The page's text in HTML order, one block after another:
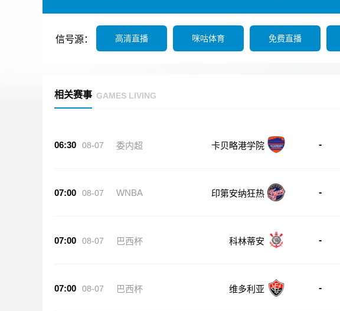
信号源： 高清直播 咪咕体育 免费直播
相关赛事 GAMES LIVING
06:30 08-07 委内超 卡贝略港学院 -
07:00 08-07 WNBA 印第安纳狂热 -
07:00 08-07 巴西杯 科林蒂安 -
07:00 08-07 巴西杯 维多利亚 -